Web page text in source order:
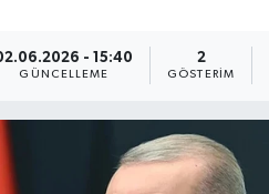
- 15:40
GÜNCELLEME
2
GÖSTERIM